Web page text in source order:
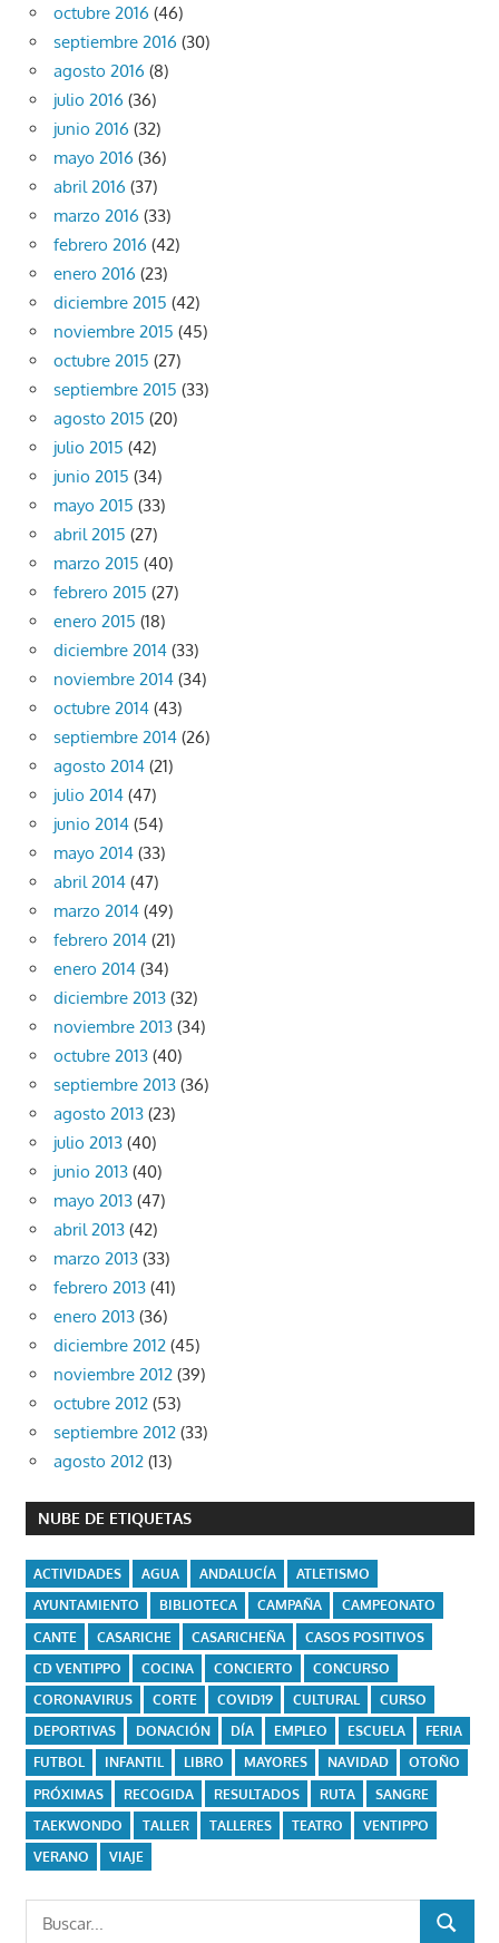
octubre 2016 (46)
septiembre 2016 (30)
agosto 2016 (8)
julio 2016 (36)
junio 2016 (32)
mayo 2016 (36)
abril 2016 (37)
marzo 2016 (33)
febrero 2016 (42)
enero 2016 (23)
diciembre 2015 (42)
noviembre 2015 (45)
octubre 2015 (27)
septiembre 2015 (33)
agosto 2015 (20)
julio 2015 (42)
junio 2015 (34)
mayo 2015 (33)
abril 2015 (27)
marzo 2015 (40)
febrero 2015 (27)
enero 2015 (18)
diciembre 2014 (33)
noviembre 2014 (34)
octubre 2014 (43)
septiembre 2014 (26)
agosto 2014 (21)
julio 2014 (47)
junio 2014 (54)
mayo 2014 (33)
abril 2014 (47)
marzo 2014 (49)
febrero 2014 (21)
enero 2014 (34)
diciembre 2013 (32)
noviembre 2013 (34)
octubre 2013 (40)
septiembre 2013 (36)
agosto 2013 (23)
julio 2013 (40)
junio 2013 (40)
mayo 2013 (47)
abril 2013 (42)
marzo 2013 (33)
febrero 2013 (41)
enero 2013 (36)
diciembre 2012 (45)
noviembre 2012 (39)
octubre 2012 (53)
septiembre 2012 (33)
agosto 2012 (13)
NUBE DE ETIQUETAS
ACTIVIDADES AGUA ANDALUCÍA
ATLETISMO
AYUNTAMIENTO
BIBLIOTECA CAMPAÑA
CAMPEONATO
CANTE
CASARICHE CASARICHEÑA
CASOS POSITIVOS
CD VENTIPPO
COCINA CONCIERTO
CONCURSO
CORONAVIRUS
CORTE COVID19 CULTURAL
CURSO
DEPORTIVAS
DONACIÓN DÍA EMPLEO ESCUELA
FERIA
FUTBOL
INFANTIL LIBRO MAYORES NAVIDAD
OTOÑO
PRÓXIMAS
RECOGIDA RESULTADOS RUTA
SANGRE
TAEKWONDO
TALLER TALLERES TEATRO
VENTIPPO
VERANO
VIAJE
BUSCAR